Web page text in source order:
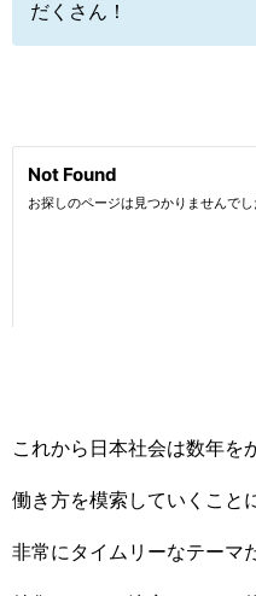
だくさん！
これから日本社会は数年を
働き方を模索していくこと
非常にタイムリーなテーマ